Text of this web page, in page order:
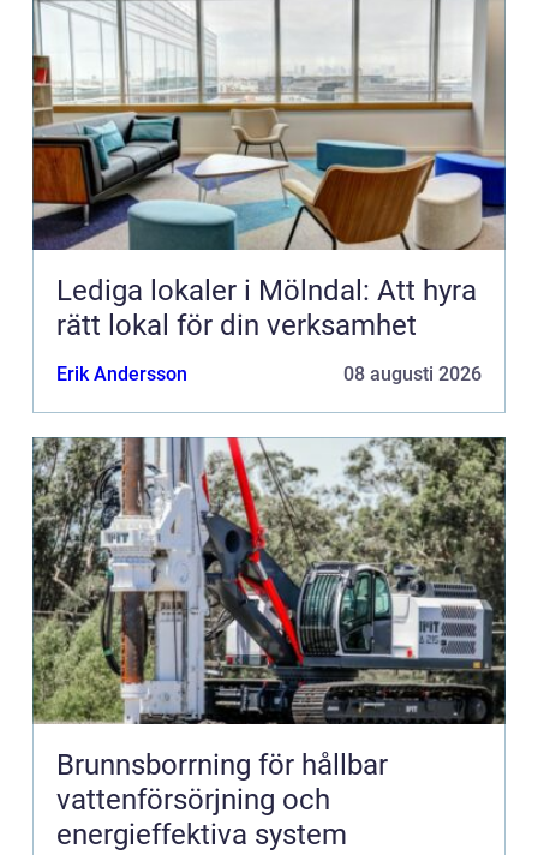
Lediga lokaler i Mölndal: Att hyra
rätt lokal för din verksamhet
Erik Andersson 08 augusti 2026
Brunnsborrning för hållbar
vattenförsörjning och
energieffektiva system